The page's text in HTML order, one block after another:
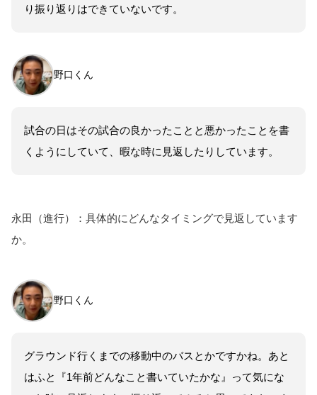
り振り返りはできていないです。
試合の日はその試合の良かったことと悪かったことを書
くようにしていて、暇な時に見返したりしています。
野口くん
永田（進行）：具体的にどんなタイミングで見返しています
か。
グラウンド行くまでの移動中のバスとかですかね。あと
はふと『1年前どんなこと書いていたかな』って気にな
野口くん